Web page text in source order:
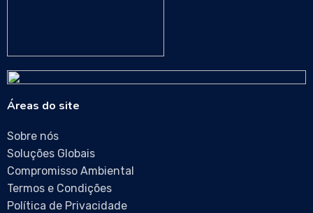
Áreas do site
Sobre nós
Soluções Globais
Compromisso Ambiental
Termos e Condições
Política de Privacidade